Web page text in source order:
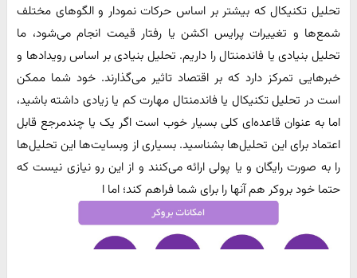
تحلیل تکنیکال که بیشتر بر اساس حرکات نمودار و الگوهای مختلف
شمع‌ها و تغییرات پرایس اکشن یا رفتار قیمت انجام می‌شود، ما
تحلیل بنیادی یا فاندمنتال را داریم. تحلیل بنیادی بر اساس رویدادها و
خبرهایی تمرکز دارد که بر اقتصاد تاثیر می‌گذارند. خود شما ممکن
است در تحلیل تکنیکال یا فاندمنتال مهارت کم یا زیادی داشته باشید،
اما به عنوان قاعده‌ای کلی بسیار خوب است اگر یک یا چندمرجع قابل
اعتماد برای این تحلیل‌ها بشناسید. بسیاری از وبسایت‌ها این تحلیل‌ها
را به صورت رایگان و یا پولی ارائه می‌کنند و از این رو نیازی نیست که
حتما خود بروکر هم آنها را برای شما فراهم کند؛ اما ا